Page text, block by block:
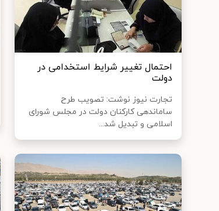
احتمال تغییر شرایط استخدامی در
دولت
تجارت نیوز نوشت: تصویب طرح
ساماندهی کارکنان دولت در مجلس شورای
اسلامی و تبدیل شد...